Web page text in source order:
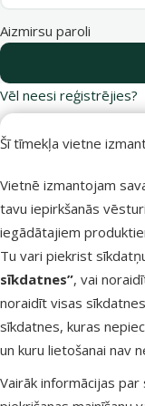
Šī tīmekļa vietne
Vietnē izmantojam
tavu iepirkšanās
iegādātajiem
Tu vari piekrist
sīkdatnes”, vai
noraidīt visas
sīkdatnes, kuras
un kuru lietošanai nav
Vairāk informācijas
Aizmirsu paroli
Vēl neesi reģistrējies?
saņem 10 %
Raksti e-
sākt saraksti